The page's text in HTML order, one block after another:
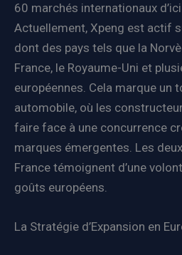
60 marchés internationaux
Actuellement, Xpeng est actif
dont des pays tels que la
France, le Royaume-Uni et
européennes. Cela marque un
automobile, où les
faire face à une concurrence
marques émergentes. Les
France témoignent d’une
goûts européens.
La Stratégie d’Expansion en